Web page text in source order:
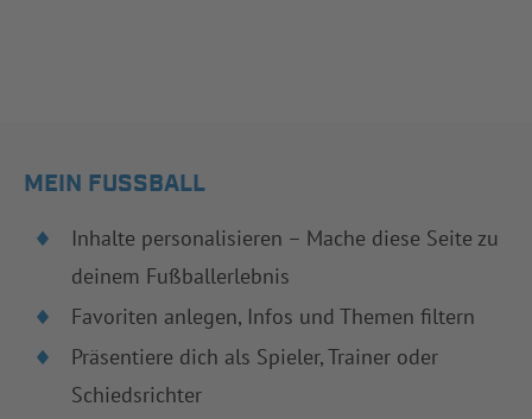
MEIN FUSSBALL
Inhalte personalisieren – Mache diese Seite zu
deinem Fußballerlebnis
Favoriten anlegen, Infos und Themen filtern
Präsentiere dich als Spieler, Trainer oder
Schiedsrichter